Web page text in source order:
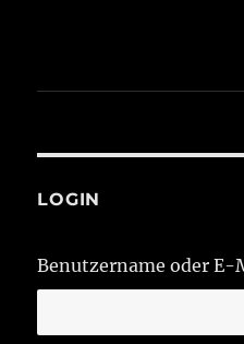
LOGIN
Benutzername oder E-